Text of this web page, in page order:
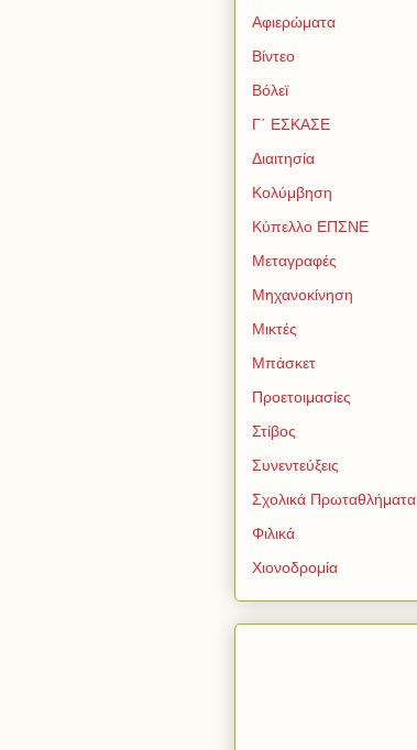
Αφιερώματα
Βίντεο
Βόλεϊ
Γ΄ ΕΣΚΑΣΕ
Διαιτησία
Κολύμβηση
Κύπελλο ΕΠΣΝΕ
Μεταγραφές
Μηχανοκίνηση
Μικτές
Μπάσκετ
Προετοιμασίες
Στίβος
Συνεντεύξεις
Σχολικά Πρωταθλήματα
Φιλικά
Χιονοδρομία